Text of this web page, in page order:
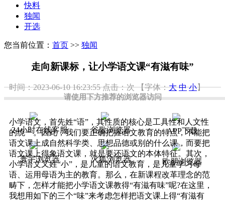
请使用下方推荐的浏览器访问
24小时在线客服 谷歌浏览器 APP下载
寰宇浏览器 火狐浏览器 欧朋浏览器
快料
独闻
开选
您当前位置： 首页 >> 独闻
走向新课标，让小学语文课“有滋有味”
时间：2023-06-10 16:23:55点击：次 【字体：大 中 小】
小学语文，首先姓“语”，其性质的核心是工具性和人文性
的统一。因此，我们要正确把握语文教育的特点，不能把
语文课上成自然科学类、思想品德或别的什么课，而要把
语文课上得象语文课，就是要还语文的本体特征。其次，
小学语文又姓“小”，是儿童的语文教育，是儿童学习母
语、运用母语为主的教育。那么，在新课程改革理念的范
畴下，怎样才能把小学语文课教得“有滋有味”呢?在这里，
我想用如下的三个“味”来考虑怎样把语文课上得“有滋有